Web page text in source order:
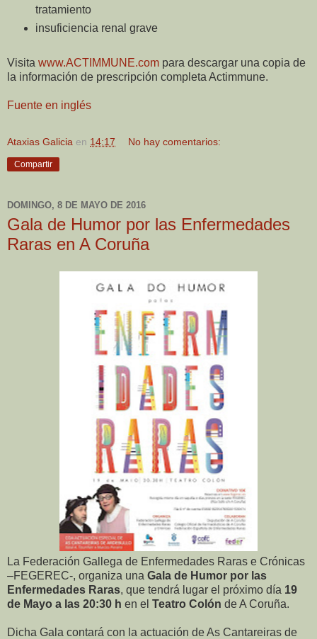
tratamiento
insuficiencia renal grave
Visita www.ACTIMMUNE.com para descargar una copia de
la información de prescripción completa Actimmune.
Fuente en inglés
Ataxias Galicia en 14:17 No hay comentarios:
Compartir
DOMINGO, 8 DE MAYO DE 2016
Gala de Humor por las Enfermedades
Raras en A Coruña
La Federación Gallega de Enfermedades Raras e Crónicas
–FEGEREC-, organiza una Gala de Humor por las
Enfermedades Raras, que tendrá lugar el próximo día 19
de Mayo a las 20:30 h en el Teatro Colón de A Coruña.
Dicha Gala contará con la actuación de As Cantareiras de